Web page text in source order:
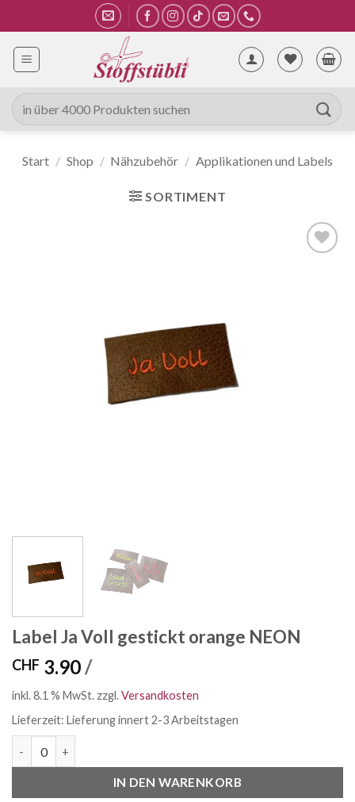
Inhalt
springen
Suche
nach:
Start / Shop / Nähzubehör / Applikationen und Labels
SORTIMENT
Label Ja Voll gestickt orange NEON
CHF 3.90/
inkl. 8.1 % MwSt. zzgl.Versandkosten
Lieferzeit: Lieferung innert 2-3 Arbeitstagen
IN DEN WARENKORB